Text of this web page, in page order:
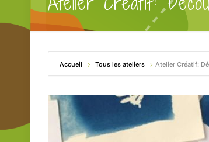
Accueil Tous les ateliers Atelier Créatif: